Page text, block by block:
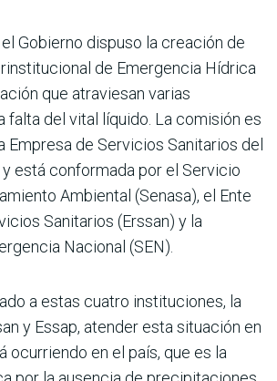
Gobierno dispuso la creación de
de Emergencia Hídrica
que atraviesan varias
falta del vital líquido. La comisión es
Empresa de Servicios Sanitarios del
y está conformada por el Servicio
Ambiental (Senasa), el Ente
Sanitarios (Erssan) y la
Nacional (SEN).
a estas cuatro instituciones, la
y Essap, atender esta situación en
ocurriendo en el país, que es la